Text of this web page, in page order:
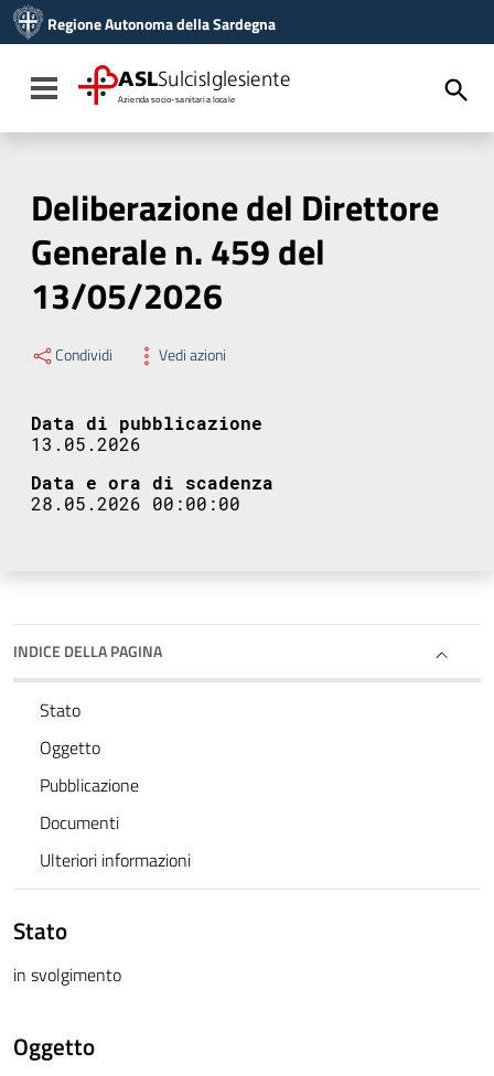
Vai al menu di navigazione
Vai al footer
Regione Autonoma della Sardegna
Toggle navigation
ASLSulcisIglesiente
Azienda socio-sanitaria locale
Deliberazione del Direttore
Generale n. 459 del
13/05/2026
Condividi Vedi azioni
Data di pubblicazione
13.05.2026
Data e ora di scadenza
28.05.2026 00:00:00
INDICE DELLA PAGINA
Stato
Oggetto
Pubblicazione
Documenti
Ulteriori informazioni
Stato
in svolgimento
Oggetto